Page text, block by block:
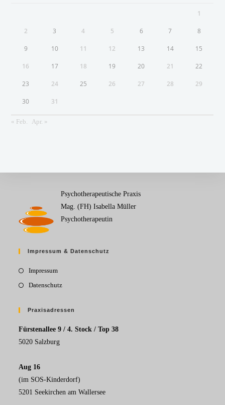
1
2 3 4 5 6 7 8
9 10 11 12 13 14 15
16 17 18 19 20 21 22
23 24 25 26 27 28 29
30 31
« Feb. Apr. »
Psychotherapeutische Praxis
Mag. (FH) Isabella Müller
Psychotherapeutin
Impressum & Datenschutz
Impressum
Datenschutz
Praxisadressen
Fürstenallee 9 / 4. Stock / Top 38
5020 Salzburg
Aug 16
(im SOS-Kinderdorf)
5201 Seekirchen am Wallersee